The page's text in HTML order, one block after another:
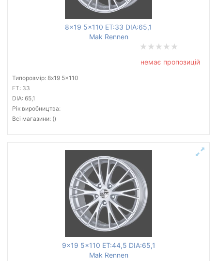
8x19 5x110 ET:33 DIA:65,1
Mak Rennen
немає пропозицій
Типорозмір: 8x19 5x110
ET: 33
DIA: 65,1
Рік виробництва:
Всі магазини: ()
9x19 5x110 ET:44,5 DIA:65,1
Mak Rennen